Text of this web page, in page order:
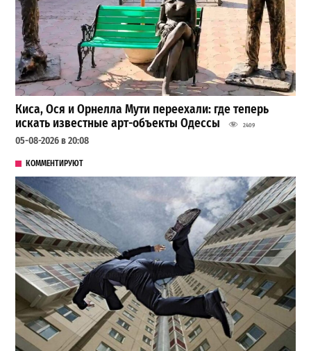
Киса, Ося и Орнелла Мути переехали: где теперь
искать известные арт-объекты Одессы
2409
05-08-2026 в 20:08
КОММЕНТИРУЮТ